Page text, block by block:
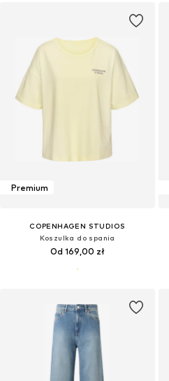
Premium
COPENHAGEN STUDIOS
Koszulka do spania
Od 169,00 zł